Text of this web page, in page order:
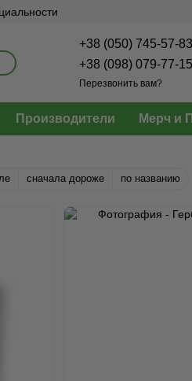
+38 (050) 745-57-83
+38 (098) 079-77-15
Перезвонить вам?
Производители Мерч и
сначала дороже по названию